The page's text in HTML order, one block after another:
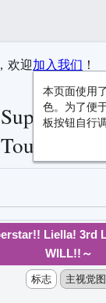
欢迎加入我们 ！
～WE
Liella! 3rd
WILL!!～
标志 主视觉图
本页面使用
色。为了便
板按钮自行